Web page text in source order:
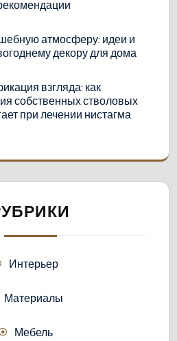
атмосферу: идеи и
декору для дома
взгляда: как
собственных стволовых
при лечении нистагма
Интерьер
Материалы
Мебель